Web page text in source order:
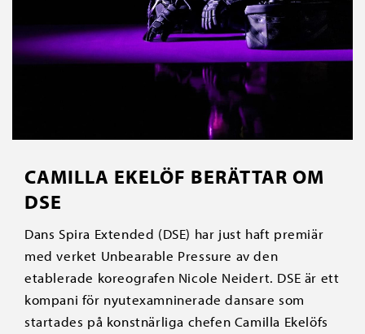
CAMILLA EKELÖF BERÄTTAR OM
DSE
Dans Spira Extended (DSE) har just haft premiär
med verket Unbearable Pressure av den
etablerade koreografen Nicole Neidert. DSE är ett
kompani för nyutexamninerade dansare som
startades på konstnärliga chefen Camilla Ekelöfs